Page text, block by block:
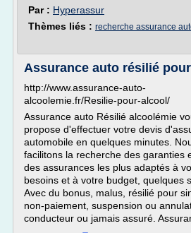
Par : Hyperassur
Thèmes liés : recherche assurance
Assurance auto résilié
http://www.assurance-auto-
alcoolemie.fr/Resilie-pour-alcool/
Assurance auto Résilié alcoolémie
propose d'effectuer votre devis
automobile en quelques minutes.
facilitons la recherche des garanties
des assurances les plus adaptés à
besoins et à votre budget, quelques
Avec du bonus, malus, résilié pour
non-paiement, suspension ou
conducteur ou jamais assuré.